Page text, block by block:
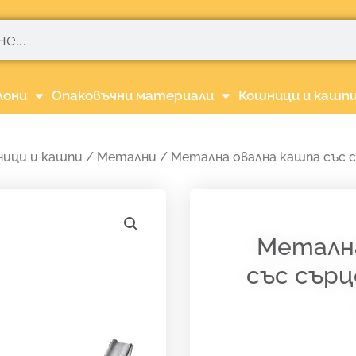
Опаковъчни материали Кошници и
и кашпи / Метални / Метална овална кашпа със
със